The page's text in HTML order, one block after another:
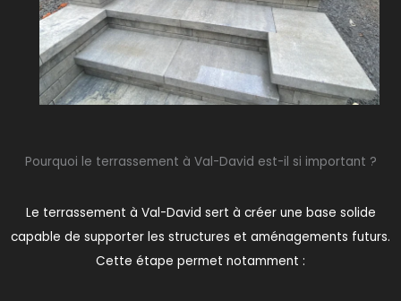
Pourquoi le terrassement à Val-David est-il si important ?
Le terrassement à Val-David sert à créer une base solide
capable de supporter les structures et aménagements futurs.
Cette étape permet notamment :